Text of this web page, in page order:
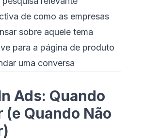
de como as empresas
sobre aquele tema
para a página de produto
uma conversa
Ads: Quando
(e Quando Não